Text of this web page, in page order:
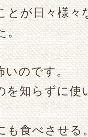
とが日々様々
。
いのです。
を知らずに使
も食べさせる